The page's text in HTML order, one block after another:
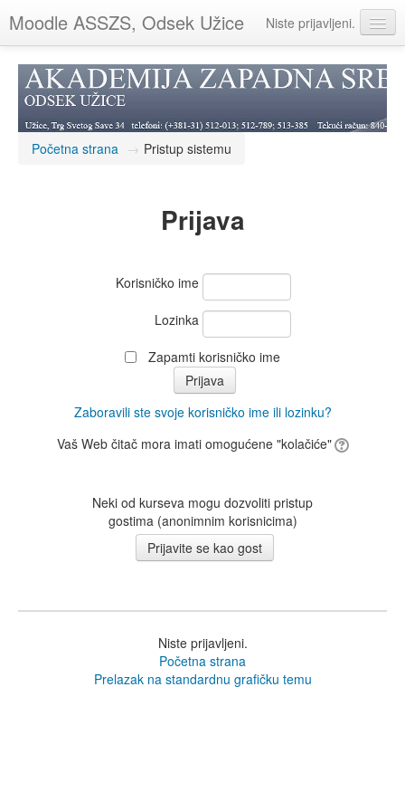
Moodle ASSZS, Odsek Užice
Niste prijavljeni.
Početna strana → Pristup sistemu
Prijava
Korisničko ime
Lozinka
Zapamti korisničko ime
Zaboravili ste svoje korisničko ime ili lozinku?
Vaš Web čitač mora imati omogućene "kolačiće"
Neki od kurseva mogu dozvoliti pristup
gostima (anonimnim korisnicima)
Niste prijavljeni.
Početna strana
Prelazak na standardnu grafičku temu